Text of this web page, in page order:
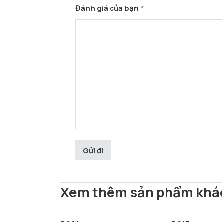
Đánh giá của bạn *
Xem thêm sản phẩm